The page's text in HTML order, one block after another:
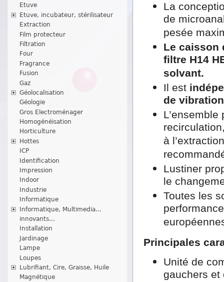
Etuve
Etuve, incubateur, stérilisateur
Extraction
Film protecteur
Filtration
Four
Fragrance
Fusion
Gaz
Géolocalisation
Géologie
Gros Electroménager
Homogénéisation
Horticulture
Hottes
ICP
Identification
Impression
Indoor
Industrie
Informatique
Informatique, Multimedia...
innovants...
Installation
Jardinage
Lampe
Loupes
Lubrifiant, Cire, Graisse, Huile
Magnétique
La
de
pesée
Le caisson
filtre H14
solvant.
Il est
de
à
Lustiner
le
Toutes les
Principales
Unité de
gauchers et